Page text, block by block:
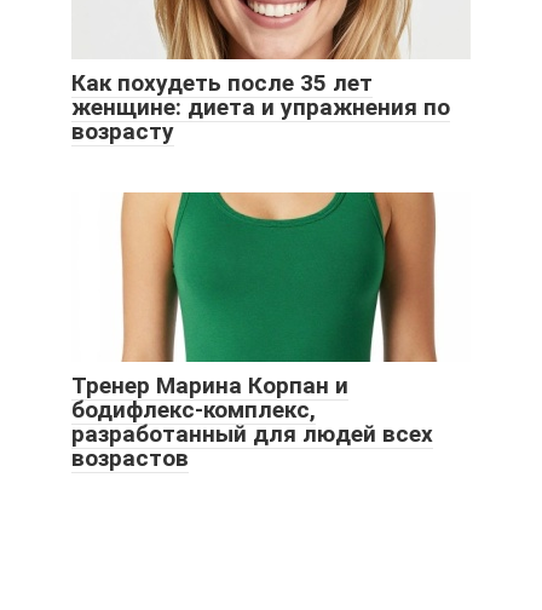
Как похудеть после 35 лет
женщине: диета и упражнения по
возрасту
Тренер Марина Корпан и
бодифлекс-комплекс,
разработанный для людей всех
возрастов